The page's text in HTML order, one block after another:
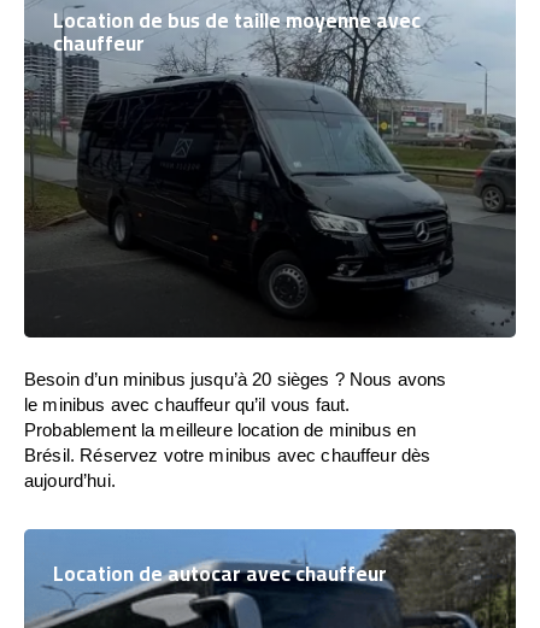
Location de bus de taille moyenne avec
chauffeur
Besoin d’un minibus jusqu’à 20 sièges ? Nous avons
le minibus avec chauffeur qu’il vous faut.
Probablement la meilleure location de minibus en
Brésil. Réservez votre minibus avec chauffeur dès
aujourd’hui.
Location de autocar avec chauffeur